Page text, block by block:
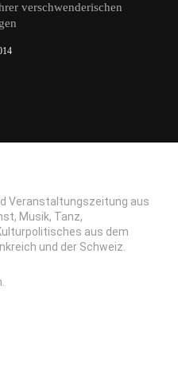
verschwenderischen
Veranstaltungszeitung aus
Musik, Tanz,
aus dem
und der Schweiz.